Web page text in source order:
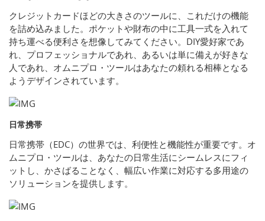
クレジットカードほどの大きさのツールに、これだけの機能
を詰め込みました。ポケットや財布の中に工具一式を入れて
持ち運べる便利さを想像してみてください。DIY愛好家であ
れ、プロフェッショナルであれ、あるいは単に備えが好きな
人であれ、オムニプロ・ツールはあなたの頼れる相棒となる
ようデザインされています。
日常携帯
日常携帯（EDC）の世界では、利便性と機能性が重要です。オ
ムニプロ・ツールは、あなたの日常生活にシームレスにフィ
ットし、かさばることなく、幅広い作業に対応する多用途の
ソリューションを提供します。